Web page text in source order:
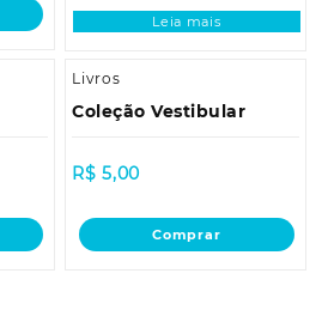
Leia mais
Livros
Coleção Vestibular
R$ 5,00
Comprar